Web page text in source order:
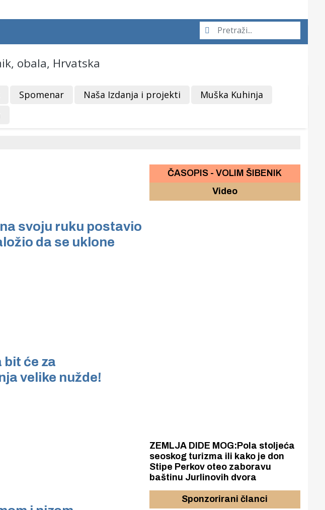
Spomenar Naša Izdanja i projekti
Muška Kuhinja
svoju ruku postavio
da se uklone
će za
velike nužde!
ČASOPIS - VOLIM ŠIBENIK
Video
ZEMLJA DIDE MOG:Pola stoljeća
seoskog turizma ili kako je don
Stipe Perkov oteo zaboravu
baštinu Jurlinovih dvora
Sponzorirani članci